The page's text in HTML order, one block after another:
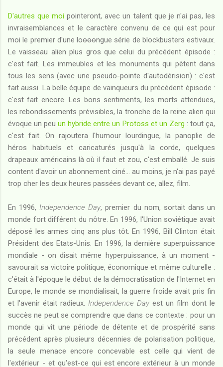
D'autres que moi pointeront, avec un talent que je n'ai pas, les
invraisemblances et le caractère convenu de ce qui est pour
moi le premier d'une loooongue série de blockbusters estivaux.
Le vaisseau alien plus gros que celui du précédent épisode :
c'est fait. Les immeubles et les monuments qui pètent dans
tous les sens (avec une pseudo-pointe d'autodérision) : c'est
fait aussi. La belle équipe de vainqueurs du précédent épisode :
c'est fait encore. Les bons sentiments, les morts attendues,
les rebondissements prévisibles, la tronche de la reine alien qui
évoque un peuun hybride entre un Protoss et un Zerg : tout ça,
c'est fait. On rajoutera l'humour lourdingue, la panoplie de
héros habituels et caricaturés jusqu'à la corde, quelques
drapeaux américains là où il faut et zou, c'est emballé. Je suis
content d'avoir un abonnement ciné... au moins, je n'ai pas payé
trop cher les deux heures passées devant ce, allez, film.
En 1996,Independence Day, premier du nom, sortait dans un
monde fort différent du nôtre. En 1996, l'Union soviétique avait
déposé les armes cinq ans plus tôt. En 1996, Bill Clinton était
Président des Etats-Unis. En 1996, la dernière superpuissance
mondiale - on disait même hyperpuissance, à un moment -
savourait sa victoire politique, économique et même culturelle :
c'était à l'époque le début de la démocratisation de l'Internet en
Europe, le monde se mondialisait, la guerre froide avait pris fin
et l'avenir était radieux. Independence Day est un film dont le
succès ne peut se comprendre que dans ce contexte : pour un
monde qui vit une période de détente et de prospérité sans
précédent après plusieurs décennies de polarisation politique,
la seule menace encore concevable est celle qui vient de
l'extérieur - et qu'est-ce qui est encore extérieur à un monde